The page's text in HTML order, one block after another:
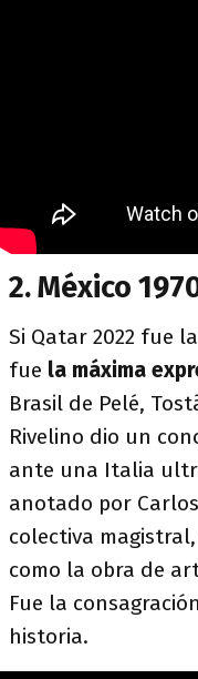
2. México
Si Qatar 2022 fue
fue la máxima
Brasil de Pelé,
Rivelino dio un
ante una Italia
anotado por
colectiva
como la obra de
Fue la
historia.